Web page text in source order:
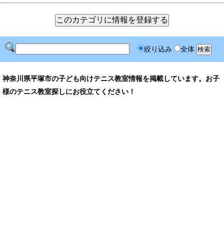
絞り込み 全体
神奈川県平塚市の子ども向けテニス教室情報を掲載しています。お子
様のテニス教室探しにお役立てください！